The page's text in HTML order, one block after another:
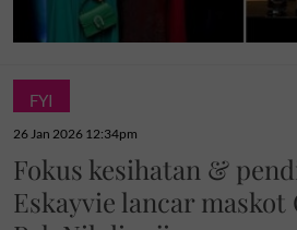
FYI
26 Jan 2026 12:34pm
Fokus kesihatan &
Eskayvie lancar